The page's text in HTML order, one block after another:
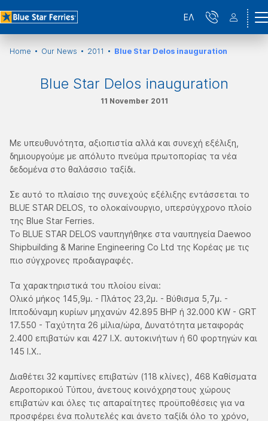
ΕΛ
Home Our News 2011 Blue Star Delos inauguration
Blue Star Delos inauguration
11 November 2011
Με υπευθυνότητα, αξιοπιστία αλλά και συνεχή εξέλιξη,
δημιουργούμε με απόλυτο πνεύμα πρωτοπορίας τα νέα
δεδομένα στο θαλάσσιο ταξίδι.
Σε αυτό το πλαίσιο της συνεχούς εξέλιξης εντάσσεται το
BLUE STAR DELOS, το ολοκαίνουργιο, υπερσύγχρονο πλοίο
της Blue Star Ferries.
Το BLUE STAR DELOS ναυπηγήθηκε στα ναυπηγεία Daewoo
Shipbuilding & Marine Engineering Co Ltd της Κορέας με τις
πιο σύγχρονες προδιαγραφές.
Τα χαρακτηριστικά του πλοίου είναι:
Ολικό μήκος 145,9μ. - Πλάτος 23,2μ. - Βύθισμα 5,7μ. -
Ιπποδύναμη κυρίων μηχανών 42.895 BHP ή 32.000 KW - GRT
17.550 - Ταχύτητα 26 μίλια/ώρα, Δυνατότητα μεταφοράς
2.400 επιβατών και 427 Ι.Χ. αυτοκινήτων ή 60 φορτηγών και
145 Ι.Χ..
Διαθέτει 32 καμπίνες επιβατών (118 κλίνες), 468 Kαθίσματα
Αεροπορικού Τύπου, άνετους κοινόχρηστους χώρους
επιβατών και όλες τις απαραίτητες προϋποθέσεις για να
προσφέρει ένα πολυτελές και άνετο ταξίδι όλο το χρόνο,